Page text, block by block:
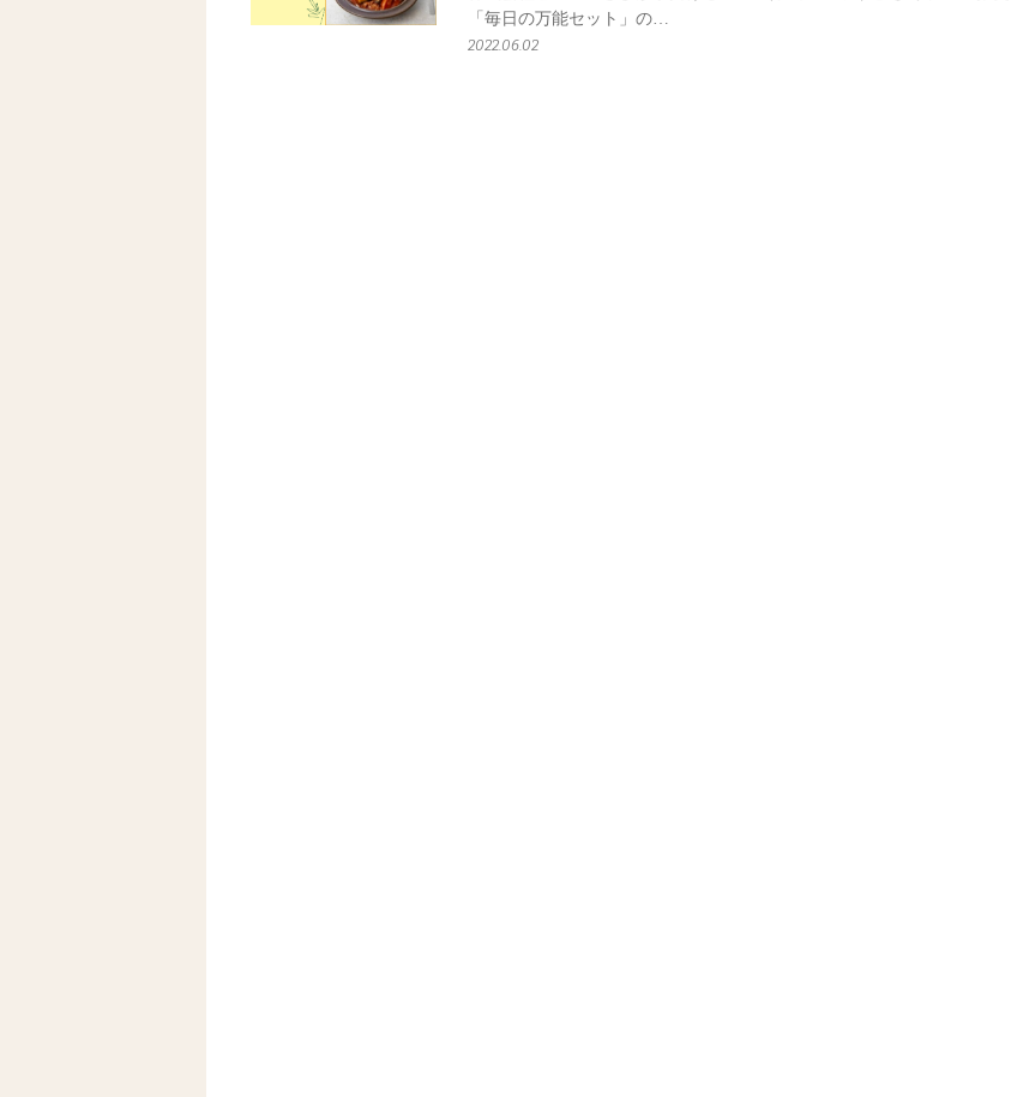
「毎日の万能セット」の…
2022.06.02